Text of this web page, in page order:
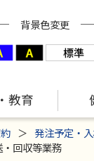
背景色変更
教育
発注予定・
回収等業務